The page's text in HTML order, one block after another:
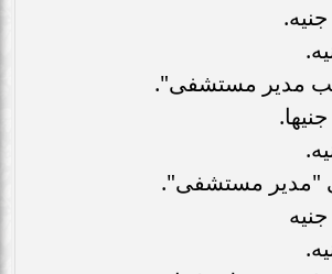
مدير مستشفى".
"مدير مستشفى".